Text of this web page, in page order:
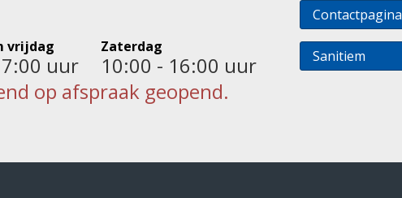
vrijdag
uur
Zaterdag
10:00 - 16:00 uur
op afspraak geopend.
Contactpagina
Sanitiem